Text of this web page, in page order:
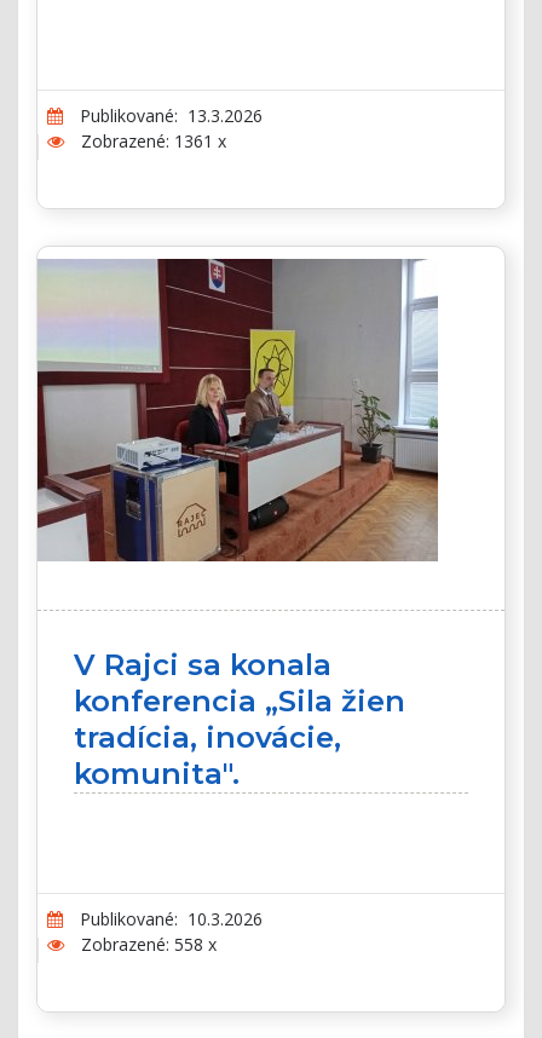
Publikované: 13.3.2026
Zobrazené: 1361 x
V Rajci sa konala
konferencia „Sila žien
tradícia, inovácie,
komunita".
Publikované: 10.3.2026
Zobrazené: 558 x